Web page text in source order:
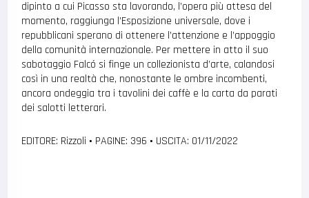
dipinto a cui Picasso sta lavorando, l’opera più attesa del
momento, raggiunga l’Esposizione universale, dove i
repubblicani sperano di ottenere l’attenzione e l’appoggio
della comunità internazionale. Per mettere in atto il suo
sabotaggio Falcó si finge un collezionista d’arte, calandosi
così in una realtà che, nonostante le ombre incombenti,
ancora ondeggia tra i tavolini dei caffè e la carta da parati
dei salotti letterari.
EDITORE: Rizzoli • PAGINE: 396 • USCITA: 01/11/2022